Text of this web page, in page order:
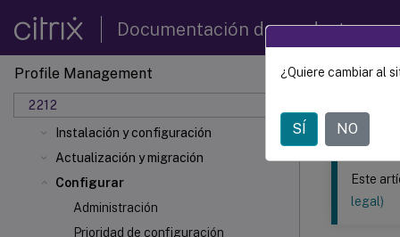
Documentación de productos
Profile Management
2212
Requisitos del sistema
Guía de inicio rápido
Cómo funciona Profile Management
Planificar su implementación
Instalación y configuración
Actualización y migración
Configurar
Administración
Prioridad de configuración
Este
Profile
Este
legal)
¿Quiere cambiar al
SÍ NO